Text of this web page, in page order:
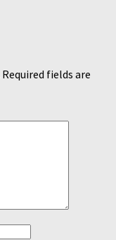
Required fields are